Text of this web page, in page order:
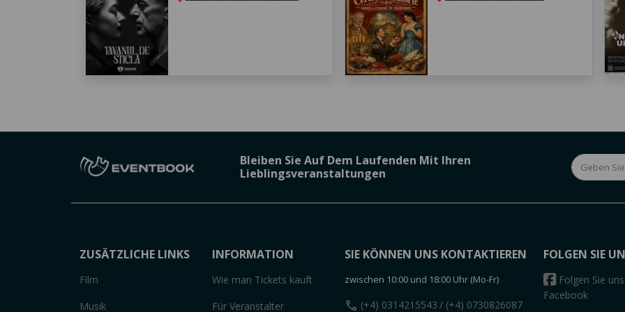
Bleiben Sie Auf Dem Laufenden Mit Ihren
Lieblingsveranstaltungen
ZUSÄTZLICHE LINKS
Film
Musik
INFORMATION
Wie man Tickets kauft
Für Veranstalter
SIE KÖNNEN UNS KONTAKTIEREN
zwischen 10:00 und 18:00 Uhr (Mo-Fr)
call (+4) 0314215543 / (+4) 0730826087
FOLGEN SIE
Folgen Sie
Facebook